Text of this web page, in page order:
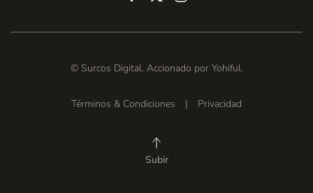
© Surcos Digital. Accionado por Yohiful.
Términos & Condiciones | Privacidad
Subir